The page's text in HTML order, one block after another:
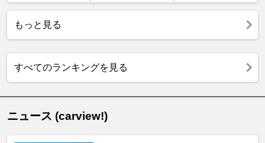
もっと見る
すべてのランキングを見る
ニュース (carview!)